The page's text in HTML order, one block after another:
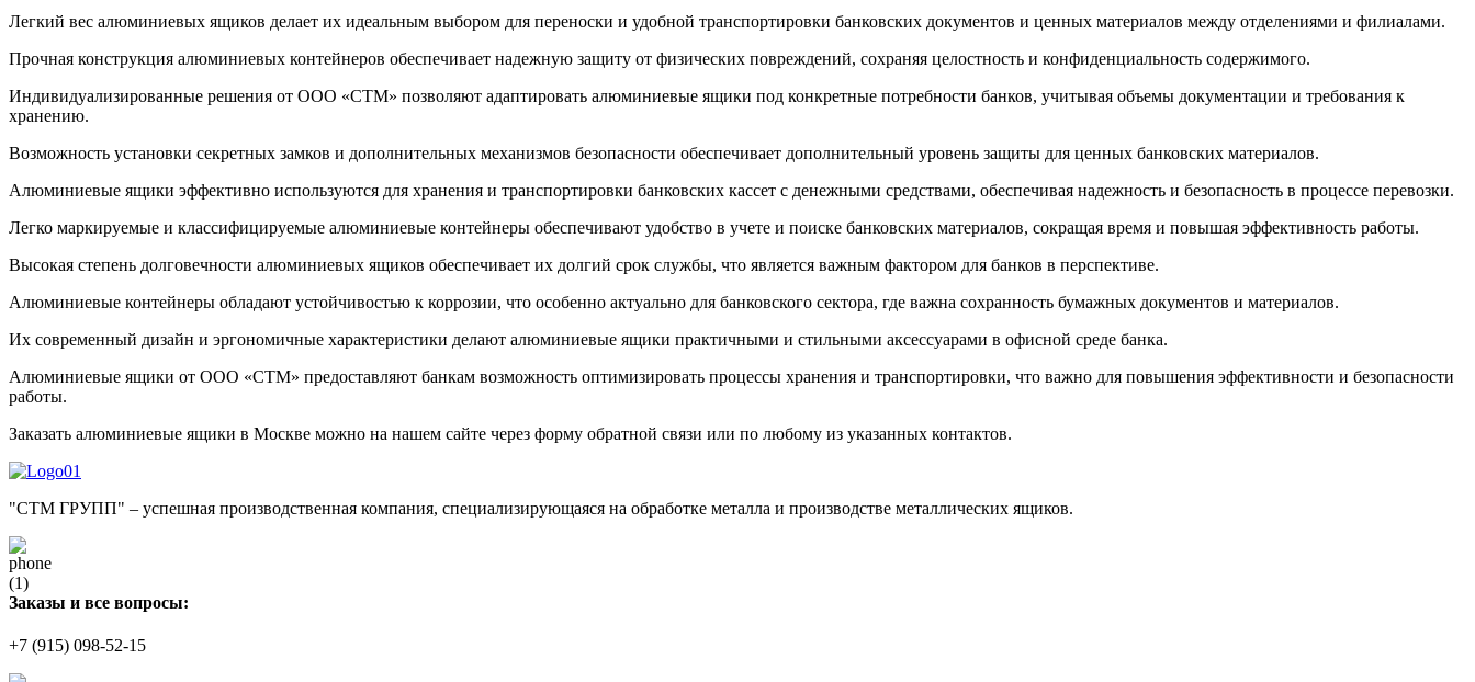
Легкий вес алюминиевых ящиков делает их идеальным выбором для переноски и удобной транспортировки банковских документов и ценных материалов между отделениями и филиалами.
Прочная конструкция алюминиевых контейнеров обеспечивает надежную защиту от физических повреждений, сохраняя целостность и конфиденциальность содержимого.
Индивидуализированные решения от ООО «СТМ» позволяют адаптировать алюминиевые ящики под конкретные потребности банков, учитывая объемы документации и требования к
хранению.
Возможность установки секретных замков и дополнительных механизмов безопасности обеспечивает дополнительный уровень защиты для ценных банковских материалов.
Алюминиевые ящики эффективно используются для хранения и транспортировки банковских кассет с денежными средствами, обеспечивая надежность и безопасность в процессе перевозки.
Легко маркируемые и классифицируемые алюминиевые контейнеры обеспечивают удобство в учете и поиске банковских материалов, сокращая время и повышая эффективность работы.
Высокая степень долговечности алюминиевых ящиков обеспечивает их долгий срок службы, что является важным фактором для банков в перспективе.
Алюминиевые контейнеры обладают устойчивостью к коррозии, что особенно актуально для банковского сектора, где важна сохранность бумажных документов и материалов.
Их современный дизайн и эргономичные характеристики делают алюминиевые ящики практичными и стильными аксессуарами в офисной среде банка.
Алюминиевые ящики от ООО «СТМ» предоставляют банкам возможность оптимизировать процессы хранения и транспортировки, что важно для повышения эффективности и безопасности
работы.
Заказать алюминиевые ящики в Москве можно на нашем сайте через форму обратной связи или по любому из указанных контактов.
"СТМ ГРУПП" – успешная производственная компания, специализирующаяся на обработке металла и производстве металлических ящиков.
Заказы и все вопросы:
+7 (915) 098-52-15